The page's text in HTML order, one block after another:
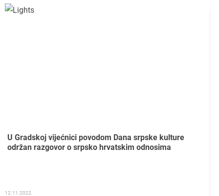
U Gradskoj vijećnici povodom Dana srpske kulture
održan razgovor o srpsko hrvatskim odnosima
12.11.2022.